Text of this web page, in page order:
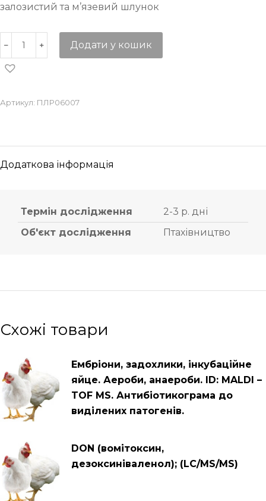
залозистий та м’язевий шлунок
Додати у кошик
Артикул: ПЛР06007
Додаткова інформація
Термін дослідження
2-3 р. дні
Об'єкт дослідження
Птахівництво
Схожі товари
Ембріони, задохлики, інкубаційне
яйце. Аероби, анаероби. ID: MALDI –
TOF MS. Антибіотикограма до
виділених патогенів.
DON (вомітоксин,
дезоксиніваленол); (LC/MS/MS)